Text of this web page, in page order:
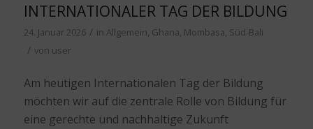
INTERNATIONALER TAG DER BILDUNG
24. Januar 2026 / in Allgemein Ghana Mombasa Süd-Bali
/ von user
Am heutigen Internationalen Tag der Bildung
möchten wir auf die zentrale Rolle von Bildung für
eine gerechte und nachhaltige Zukunft